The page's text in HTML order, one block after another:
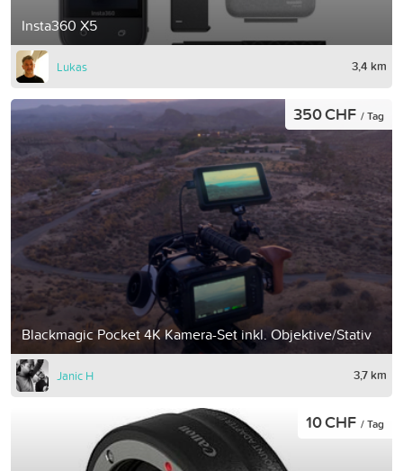
Insta360 X5
Lukas 3,4 km
Blackmagic Pocket 4K Kamera-Set inkl. Objektive/Stativ
350 CHF / Tag
Janic H 3,7 km
10 CHF / Tag